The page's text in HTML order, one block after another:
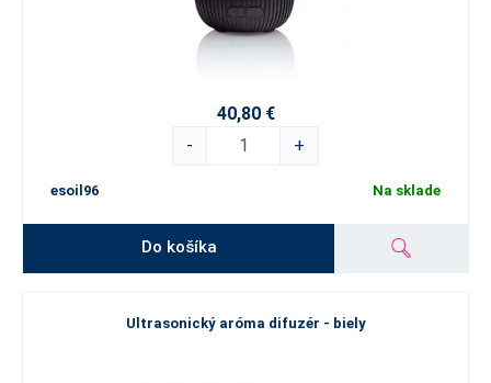
40,80 €
-
+
esoil96 Na sklade
Do košíka
Ultrasonický aróma difuzér - biely